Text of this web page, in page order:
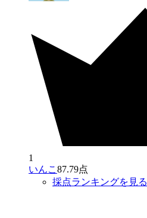
1
いんこ 87.79点
採点ランキングを見る